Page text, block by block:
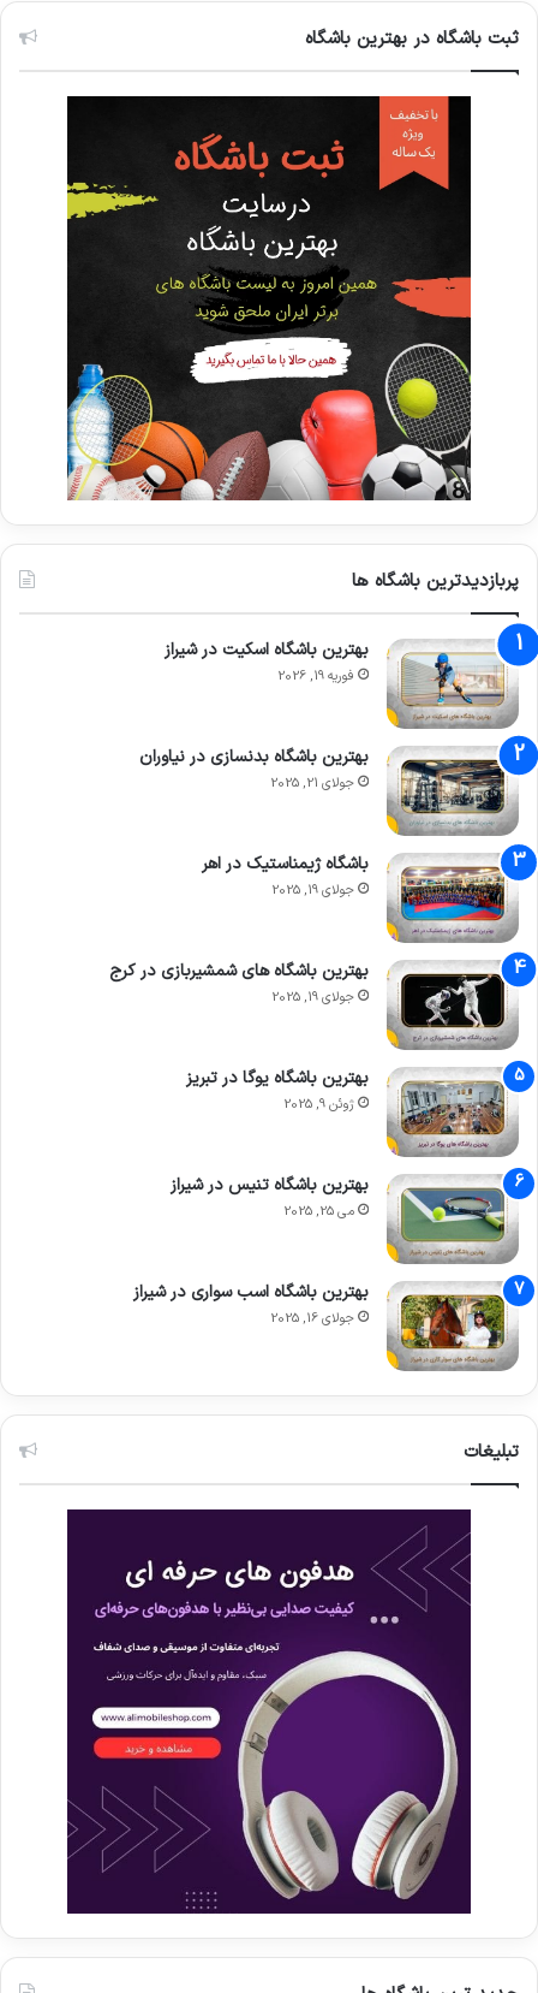
ثبت باشگاه در بهترین باشگاه
پربازدیدترین باشگاه ها
بهترین باشگاه اسکیت در شیراز
فوریه 19, 2026
بهترین باشگاه بدنسازی در نیاوران
جولای 21, 2025
باشگاه ژیمناستیک در اهر
جولای 19, 2025
بهترین باشگاه های شمشیربازی در کرج
جولای 19, 2025
بهترین باشگاه یوگا در تبریز
ژوئن 9, 2025
بهترین باشگاه تنیس در شیراز
می 25, 2025
بهترین باشگاه اسب سواری در شیراز
جولای 16, 2025
تبلیغات